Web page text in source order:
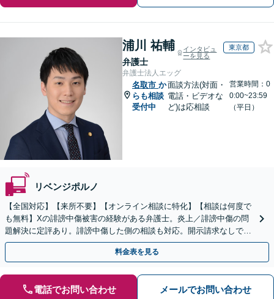
浦川 祐輔
弁護士
インタビュ
ーを見る
東京都
弁護士法人エッグ
名取市 か
らも相談
受付中
面談方法(対面・
電話・ビデオな
ど)は応相談
営業時間：0
0:00~23:59
（平日）
リベンジポルノ
【全国対応】【来所不要】【オンライン相談に特化】【相談は何度で
も無料】Xの誹謗中傷被害の経験がある弁護士。炎上／誹謗中傷の問
題解決に定評あり。誹謗中傷した側の相談も対応。開示請求なしで本
人の特定ができる場合もあり。
料金表を見る
電話でお問い合わせ メールでお問い合わせ